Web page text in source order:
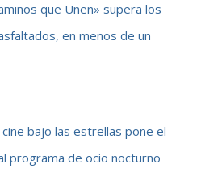
que Unen» supera los
en menos de un
cine bajo las estrellas pone el
programa de ocio nocturno